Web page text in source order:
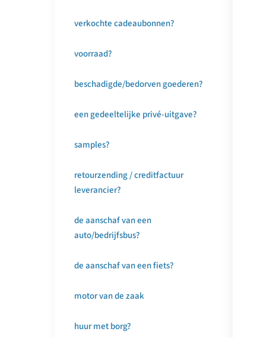
verkochte cadeaubonnen?
voorraad?
beschadigde/bedorven goederen?
een gedeeltelijke privé-uitgave?
samples?
retourzending / creditfactuur
leverancier?
de aanschaf van een
auto/bedrijfsbus?
de aanschaf van een fiets?
motor van de zaak
huur met borg?